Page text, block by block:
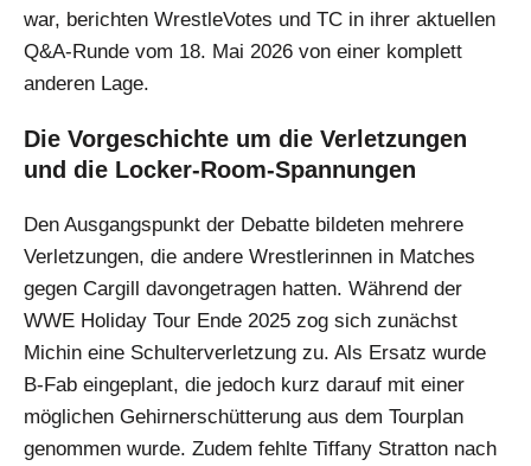
war, berichten WrestleVotes und TC in ihrer aktuellen
Q&A-Runde vom 18. Mai 2026 von einer komplett
anderen Lage.
Die Vorgeschichte um die Verletzungen
und die Locker-Room-Spannungen
Den Ausgangspunkt der Debatte bildeten mehrere
Verletzungen, die andere Wrestlerinnen in Matches
gegen Cargill davongetragen hatten. Während der
WWE Holiday Tour Ende 2025 zog sich zunächst
Michin eine Schulterverletzung zu. Als Ersatz wurde
B-Fab eingeplant, die jedoch kurz darauf mit einer
möglichen Gehirnerschütterung aus dem Tourplan
genommen wurde. Zudem fehlte Tiffany Stratton nach